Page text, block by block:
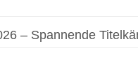
– Spannende